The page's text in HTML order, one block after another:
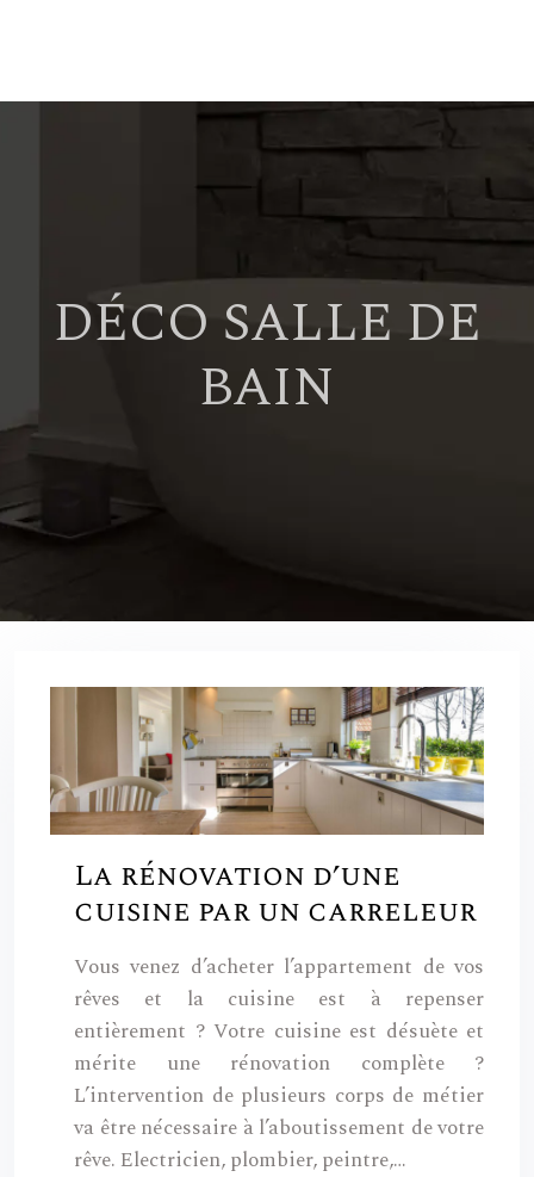
DÉCO SALLE DE
BAIN
La rénovation d’une
cuisine par un carreleur
Vous venez d’acheter l’appartement de vos
rêves et la cuisine est à repenser
entièrement ? Votre cuisine est désuète et
mérite une rénovation complète ?
L’intervention de plusieurs corps de métier
va être nécessaire à l’aboutissement de votre
rêve. Electricien, plombier, peintre,…